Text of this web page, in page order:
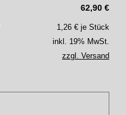
62,90 €
1,26 € je Stück
inkl. 19% MwSt.
zzgl. Versand